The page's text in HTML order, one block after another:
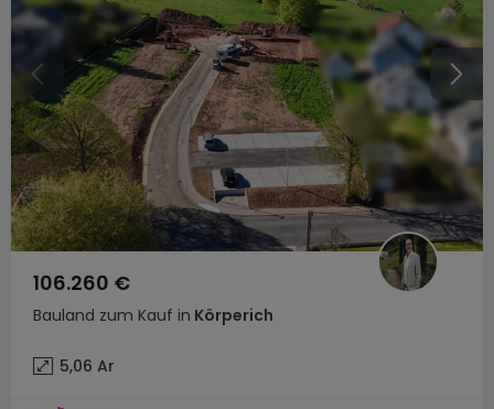
Bauland zum Kauf in Körperich
106.260 €
5,06 Ar